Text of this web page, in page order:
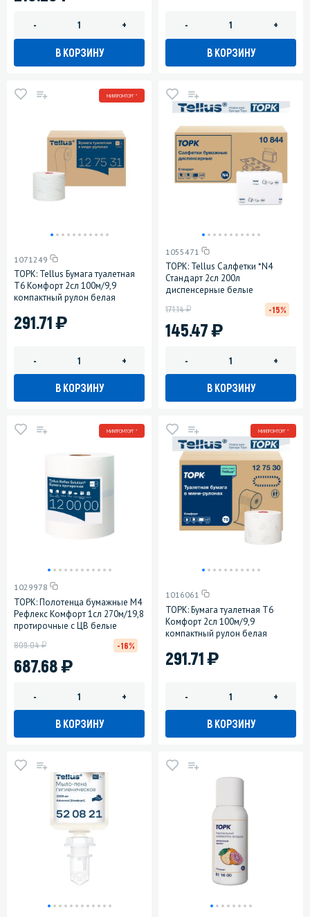
- +
В КОРЗИНУ
- +
В КОРЗИНУ
МИНПРОМТОРГ *
1071249
ТОРК: Tellus Бумага туалетная
T6 Комфорт 2сл 100м/9,9
компактный рулон белая
291.71)
- +
В КОРЗИНУ
1055471
ТОРК: Tellus Салфетки *N4
Стандарт 2сл 200л
диспенсерные белые
145.47)
171.14у -15%
- +
В КОРЗИНУ
МИНПРОМТОРГ *
1029978
ТОРК: Полотенца бумажные M4
Рефлекс Комфорт 1сл 270м/19,8
протирочные с ЦВ белые
687.68)
809.04у -16%
- +
В КОРЗИНУ
МИНПРОМТОРГ *
1016061
ТОРК: Бумага туалетная T6
Комфорт 2сл 100м/9,9
компактный рулон белая
291.71)
- +
В КОРЗИНУ